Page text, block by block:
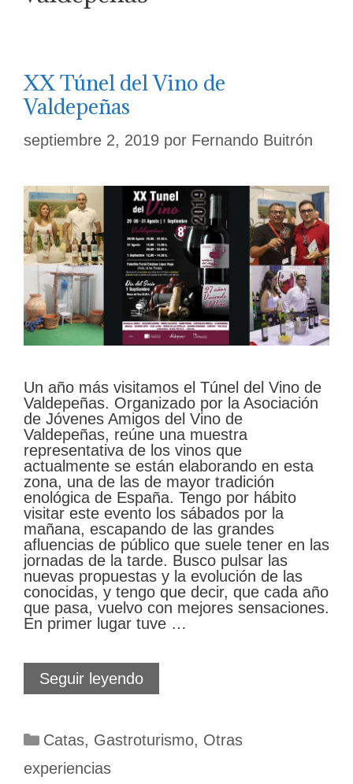
XX Túnel del Vino de
Valdepeñas
septiembre 2, 2019 por Fernando Buitrón
Un año más visitamos el Túnel del Vino de
Valdepeñas. Organizado por la Asociación
de Jóvenes Amigos del Vino de
Valdepeñas, reúne una muestra
representativa de los vinos que
actualmente se están elaborando en esta
zona, una de las de mayor tradición
enológica de España. Tengo por hábito
visitar este evento los sábados por la
mañana, escapando de las grandes
afluencias de público que suele tener en las
jornadas de la tarde. Busco pulsar las
nuevas propuestas y la evolución de las
conocidas, y tengo que decir, que cada año
que pasa, vuelvo con mejores sensaciones.
En primer lugar tuve …
Seguir leyendoXX
Túnel
de
Categorías
Catas, Gastroturismo, Otras
experiencias